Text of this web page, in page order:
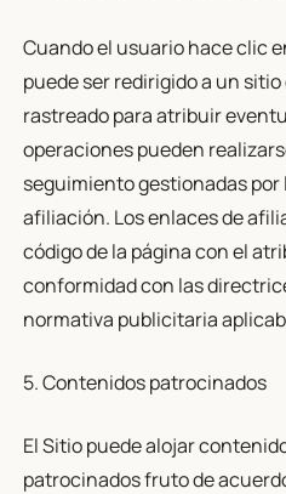
Cuando el usuario hace clic
puede ser redirigido a un
rastreado para atribuir
operaciones pueden
seguimiento gestionadas
afiliación. Los enlaces de
código de la página con el
conformidad con las
normativa publicitaria
5. Contenidos patrocinados
El Sitio puede alojar
patrocinados fruto de